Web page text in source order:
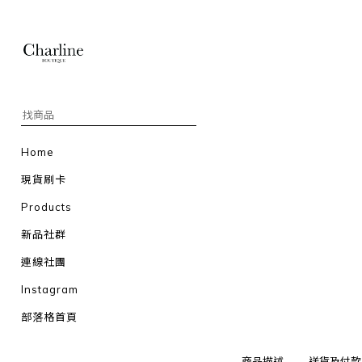
Home
現貨刷卡
Products
新品社群
連線社團
Instagram
部落格首頁